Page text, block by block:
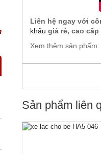
Liên hệ ngay với
khẩu giá rẻ, cao cấp
Xem thêm sản phẩm:
Sản phẩm liên